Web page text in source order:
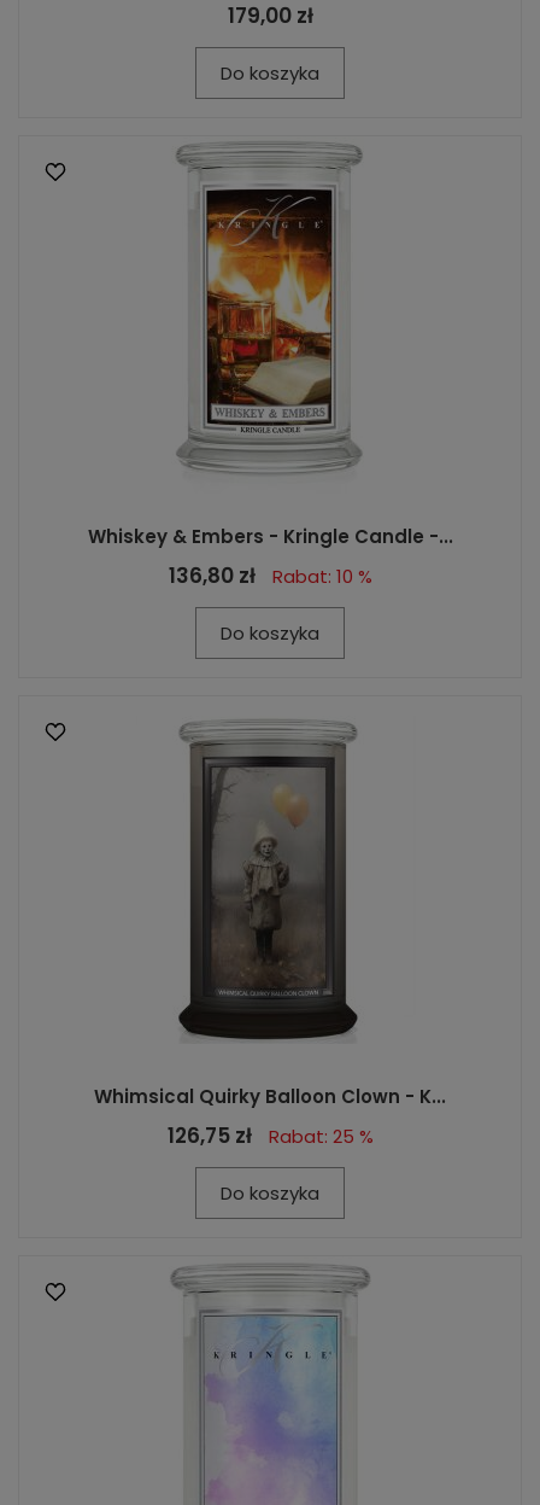
179,00 zł
Do koszyka
Whiskey & Embers - Kringle Candle -...
136,80 zł Rabat: 10 %
Do koszyka
Whimsical Quirky Balloon Clown - K...
126,75 zł Rabat: 25 %
Do koszyka